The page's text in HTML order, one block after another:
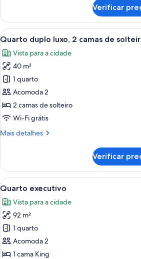
standard,
sem
janelas
Verificar
Carrega
todas
as
fotos
de
Quarto
duplo
luxo,
camas
vista
para
a
cidade
Quarto
2
Quarto duplo luxo, 2 camas de
Vista para a cidade
40 m²
1 quarto
Acomoda 2
2 camas de solteiro
Wi-Fi grátis
Mais detalhes
Mais
duplo
luxo,
2
de
solteiro,
vista
para
a
cidade
Verificar
Carrega
todas
as
fotos
de
Quarto
executivo
Quarto
7
Quarto executivo
Vista para a cidade
92 m²
1 quarto
Acomoda 2
1 cama King